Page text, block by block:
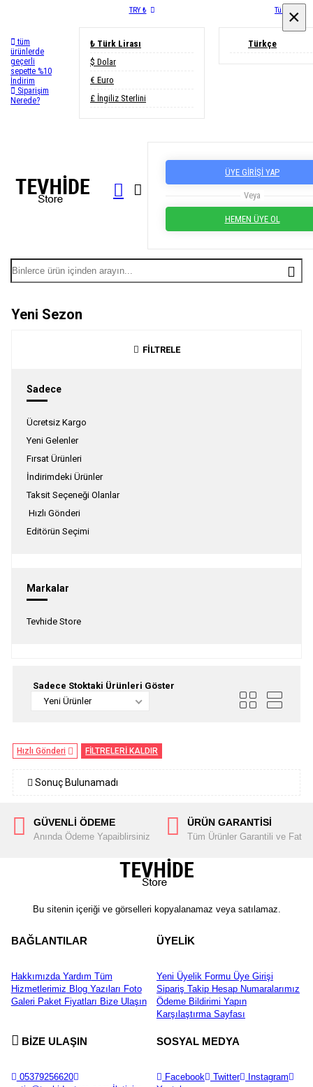
tüm
ürünlerde
geçerli
sepette %10
İndirim
Siparişim
Nerede?
TRY ₺
₺ Türk Lirası
$ Dolar
€ Euro
£ İngiliz Sterlini
Türkçe
Türkçe
ÜYE GİRİŞİ YAP
Veya
HEMEN ÜYE OL
Yeni Sezon
FİLTRELE
Sadece
Ücretsiz Kargo
Yeni Gelenler
Fırsat Ürünleri
İndirimdeki Ürünler
Taksit Seçeneği Olanlar
Hızlı Gönderi
Editörün Seçimi
Markalar
Tevhide Store
Sadece Stoktaki Ürünleri Göster
Yeni Ürünler
Hızlı Gönderi FİLTRELERİ KALDIR
Sonuç Bulunamadı
GÜVENLİ ÖDEME
Anında Ödeme Yapaiblirsiniz
ÜRÜN GARANTİSİ
Tüm Ürünler Garantili ve
Bu sitenin içeriği ve görselleri kopyalanamaz veya satılamaz.
BAĞLANTILAR
HakkımızdaYardım Tüm
Hizmetlerimiz Blog Yazıları Foto
Galeri Paket Fiyatları Bize Ulaşın
ÜYELİK
Yeni Üyelik Formu Üye Girişi
Sipariş Takip Hesap Numaralarımız
Ödeme Bildirimi Yapın
Karşılaştırma Sayfası
BİZE ULAŞIN
05379256620
SOSYAL MEDYA
Facebook Twitter
Instagram
×
×